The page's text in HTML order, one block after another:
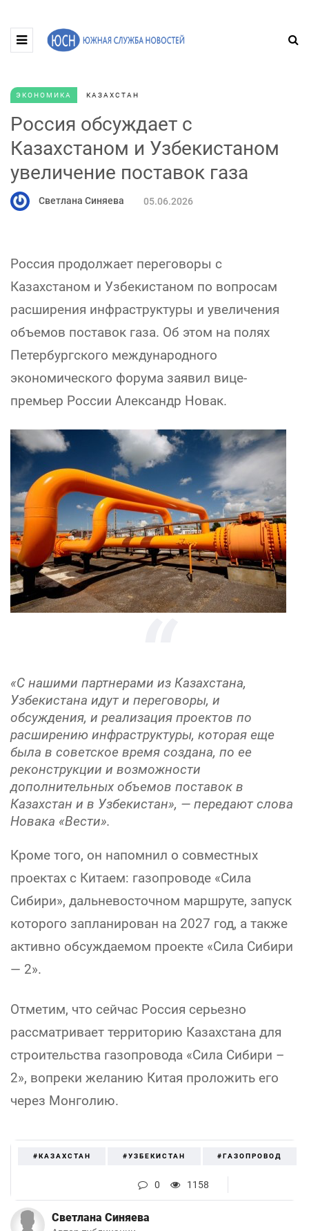
ЭКОНОМИКА КАЗАХСТАН
Россия обсуждает с
Казахстаном и Узбекистаном
увеличение поставок газа
Светлана Синяева 05.06.2026
Россия продолжает переговоры с
Казахстаном и Узбекистаном по вопросам
расширения инфраструктуры и увеличения
объемов поставок газа. Об этом на полях
Петербургского международного
экономического форума заявил вице-
премьер России Александр Новак.
«С нашими партнерами из Казахстана,
Узбекистана идут и переговоры, и
обсуждения, и реализация проектов по
расширению инфраструктуры, которая еще
была в советское время создана, по ее
реконструкции и возможности
дополнительных объемов поставок в
Казахстан и в Узбекистан», — передают слова
Новака «Вести».
Кроме того, он напомнил о совместных
проектах с Китаем: газопроводе «Сила
Сибири», дальневосточном маршруте, запуск
которого запланирован на 2027 год, а также
активно обсуждаемом проекте «Сила Сибири
— 2».
Отметим, что сейчас Россия серьезно
рассматривает территорию Казахстана для
строительства газопровода «Сила Сибири –
2», вопреки желанию Китая проложить его
через Монголию.
#КАЗАХСТАН #УЗБЕКИСТАН #ГАЗОПРОВОД
0 1158
Светлана Синяева